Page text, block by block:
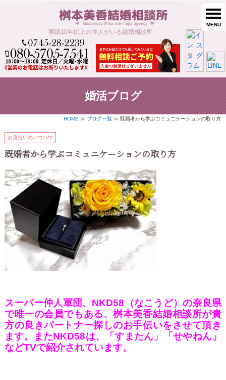
実績10年以上の仲人がいる結婚相談所
婚活ブログ
HOME ≫ ブログ一覧 ≫ 既婚者から学ぶコミュニケーションの取り方
お見合いのノウハウ
既婚者から学ぶコミュニケーションの取り方
スーパー仲人軍団、NKD58（なこうど）の奈良県
で唯一の会員でもある、桝本美香結婚相談所が貴
方の良きパートナー探しのお手伝いをさせて頂き
ます。またNKD58は、「すまたん」「せやねん」
などTVで紹介されています。
MENU